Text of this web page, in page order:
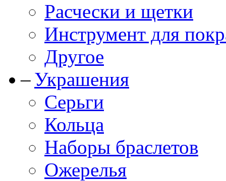
Расчески и щетки
Инструмент для
Другое
Украшения
Серьги
Кольца
Наборы браслетов
Ожерелья